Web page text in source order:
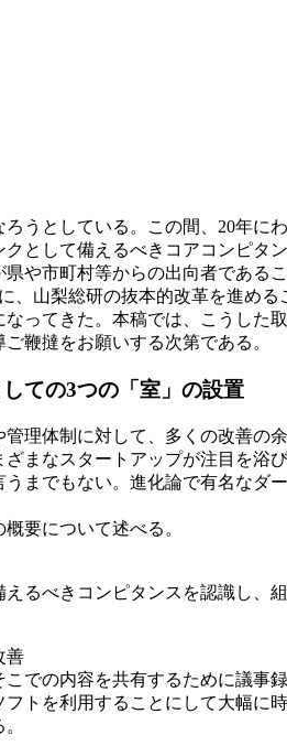
うとしている。この間、20年に
として備えるべきコアコンピ
や市町村等からの出向者であるこ
、山梨総研の抜本的改革を進め
ってきた。本稿では、こうし
鞭撻をお願いする次第である。
ての3つの「室」の設置
理体制に対して、多くの改善の
まなスタートアップが注目を
までもない。進化論で有名な
要について述べる。
るべきコンピタンスを認識し、
善
での内容を共有するために議事
トを利用することにして大幅